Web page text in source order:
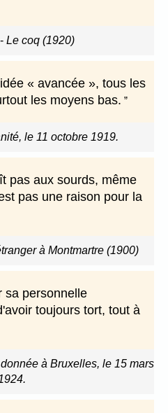
- Le coq (1920)
« avancée », tous les
les moyens bas.
le 11 octobre 1919.
pas aux sourds, même
pas une raison pour la
à Montmartre (1900)
sa personnelle
toujours tort, tout à
à Bruxelles, le 15 mars